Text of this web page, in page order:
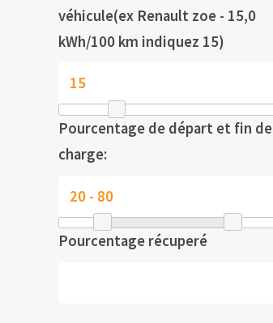
véhicule(ex Renault zoe - 15,0
kWh/100 km indiquez 15)
Pourcentage de départ et fin de
charge:
Pourcentage récuperé